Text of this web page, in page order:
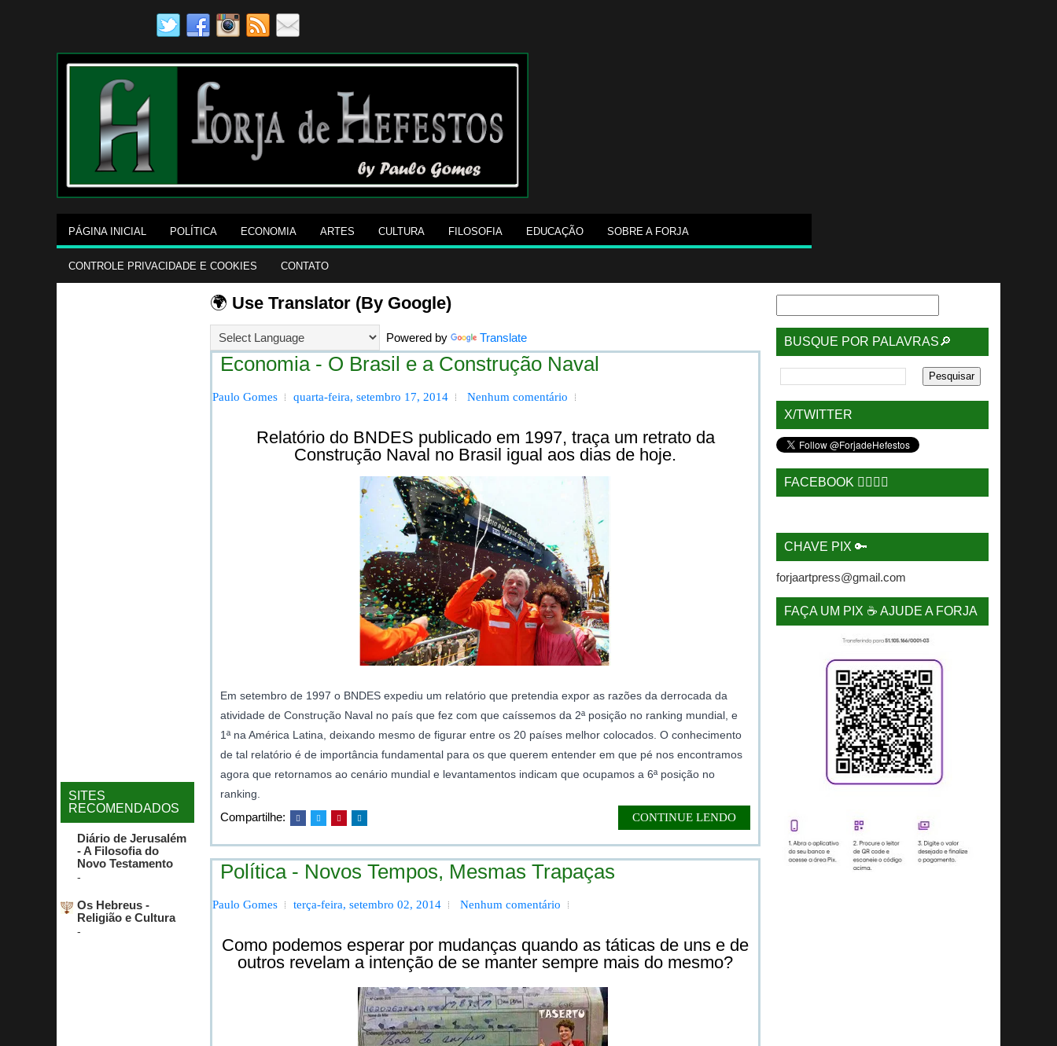
PÁGINA INICIAL POLÍTICA ECONOMIA ARTES CULTURA FILOSOFIA EDUCAÇÃO SOBRE A FORJA
CONTROLE PRIVACIDADE E COOKIES CONTATO
🌍 Use Translator (By Google)
Powered by Translate
Economia - O Brasil e a Construção Naval
Paulo Gomes quarta-feira, setembro 17, 2014 Nenhum comentário
Relatório do BNDES publicado em 1997, traça um retrato da
Construção Naval no Brasil igual aos dias de hoje.
Em setembro de 1997 o BNDES expediu um relatório que pretendia expor as razões da derrocada da
atividade de Construção Naval no país que fez com que caíssemos da 2ª posição no ranking mundial, e
1ª na América Latina, deixando mesmo de figurar entre os 20 países melhor colocados. O conhecimento
de tal relatório é de importância fundamental para os que querem entender em que pé nos encontramos
agora que retornamos ao cenário mundial e levantamentos indicam que ocupamos a 6ª posição no
ranking.
Compartilhe: CONTINUE LENDO
Política - Novos Tempos, Mesmas Trapaças
Paulo Gomes terça-feira, setembro 02, 2014 Nenhum comentário
Como podemos esperar por mudanças quando as táticas de uns e de
outros revelam a intenção de se manter sempre mais do mesmo?
SITES
RECOMENDADOS
Diário de Jerusalém
- A Filosofia do
Novo Testamento
-
Os Hebreus -
Religião e Cultura
-
BUSQUE POR PALAVRAS🔎
X/TWITTER
FACEBOOK 🙋‍♂️🙋‍♀️
CHAVE PIX 🔑
forjaartpress@gmail.com
FAÇA UM PIX ☕ AJUDE A FORJA